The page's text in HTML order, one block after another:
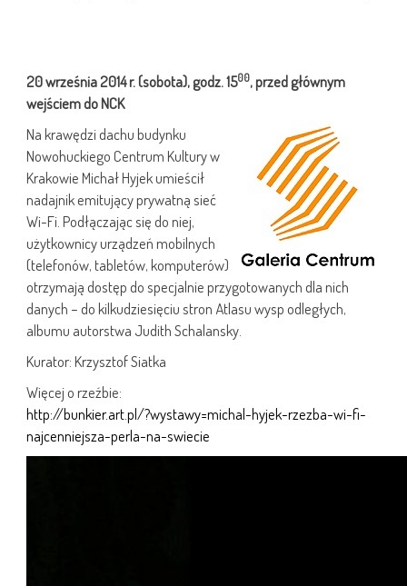
20 września 2014 r. (sobota),godz. 1500, przed głównym
wejściem do NCK
Na krawędzi dachu budynku
Nowohuckiego Centrum Kultury w
Krakowie Michał Hyjek umieścił
nadajnik emitujący prywatną sieć
Wi-Fi. Podłączając się do niej,
użytkownicy urządzeń mobilnych
(telefonów, tabletów, komputerów)
otrzymają dostęp do specjalnie przygotowanych dla nich
danych – do kilkudziesięciu stron Atlasu wysp odległych,
albumu autorstwa Judith Schalansky.
Kurator: Krzysztof Siatka
Więcej o rzeźbie:
http://bunkier.art.pl/?wystawy=michal-hyjek-rzezba-wi-fi-
najcenniejsza-perla-na-swiecie